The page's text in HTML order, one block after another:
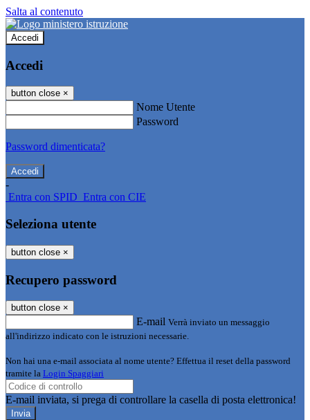
Salta al contenuto
Accedi
Accedi
button close ×
Nome Utente
Password
Password dimenticata?
-
Entra con SPID Entra con CIE
Seleziona utente
button close ×
Recupero password
button close ×
E-mail Verrà inviato un messaggio
all'indirizzo indicato con le istruzioni necessarie.
Non hai una e-mail associata al nome utente? Effettua il reset della password
tramite la Login Spaggiari
E-mail inviata, si prega di controllare la casella di posta elettronica!